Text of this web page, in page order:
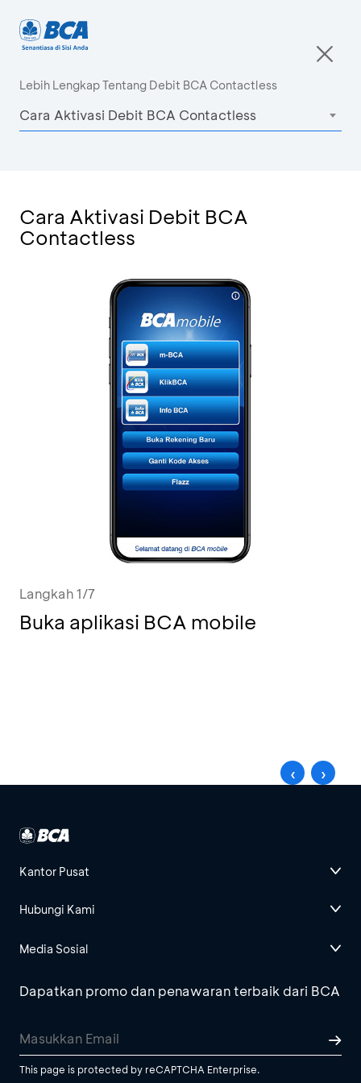
Lebih Lengkap Tentang Debit BCA Contactless
Cara Aktivasi Debit BCA Contactless
Cara Aktivasi Debit BCA
Contactless
Langkah 1/7
Buka aplikasi BCA mobile
‹ ›
Kantor Pusat
Hubungi Kami
Media Sosial
Dapatkan promo dan penawaran terbaik dari BCA
This page is protected by reCAPTCHA Enterprise.